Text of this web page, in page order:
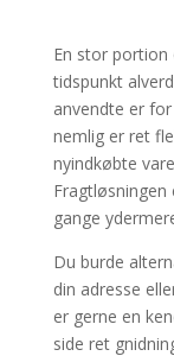
En stor
tidspunkt
anvendte er
nemlig er ret
nyindkøbte
gange
Du burde
din adresse
er gerne en
side ret